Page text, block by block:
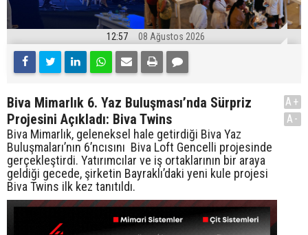
12:57 08 Ağustos 2026
Biva Mimarlık 6. Yaz Buluşması’nda Sürpriz
Projesini Açıkladı: Biva Twins
Biva Mimarlık, geleneksel hale getirdiği Biva Yaz
Buluşmaları’nın 6’ncısını Biva Loft Gencelli projesinde
gerçekleştirdi. Yatırımcılar ve iş ortaklarının bir araya
geldiği gecede, şirketin Bayraklı’daki yeni kule projesi
Biva Twins ilk kez tanıtıldı.
A+
A-